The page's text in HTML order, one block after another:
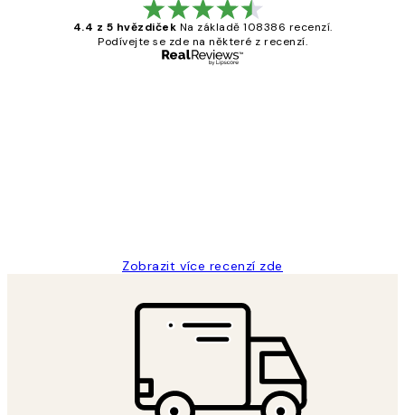
4.4 z 5 hvězdiček Na základě 108386 recenzí.
Podívejte se zde na některé z recenzí.
Zobrazit více recenzí zde